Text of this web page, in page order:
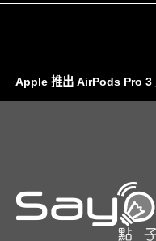
Apple 推出 AirPods Pro 3